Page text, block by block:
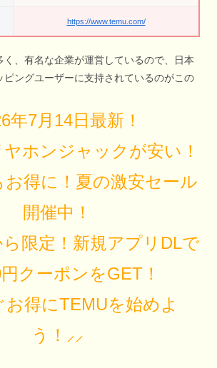
https://www.temu.com/
く、有名な企業が運営しているので、日本
ピングユーザーに支持されているのがこの
年7月14日最新！
ホンジャックが安い！
お得に！夏の激安セール
開催中！
限定！新規アプリDLで
クーポンをGET！
お得にTEMUを始めよ
う！⸝⸝